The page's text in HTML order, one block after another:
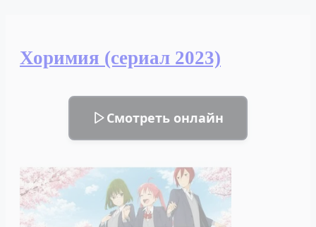
2023)
Хоримия (сериал 2023)
Смотреть онлайн